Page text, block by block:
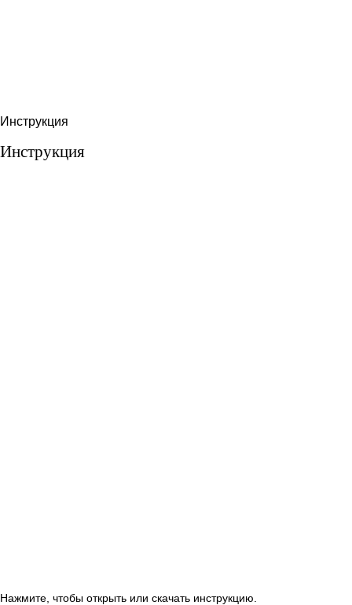
Инструкция
Инструкция
Нажмите, чтобы открыть или скачать инструкцию.